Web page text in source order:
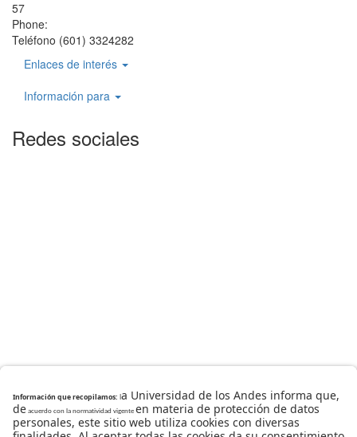
57
Phone:
Teléfono (601) 3324282
Enlaces de interés
Información para
Redes sociales